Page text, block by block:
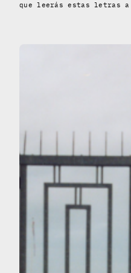
que leerás estas letras